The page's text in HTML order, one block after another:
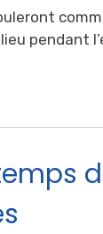
pendant